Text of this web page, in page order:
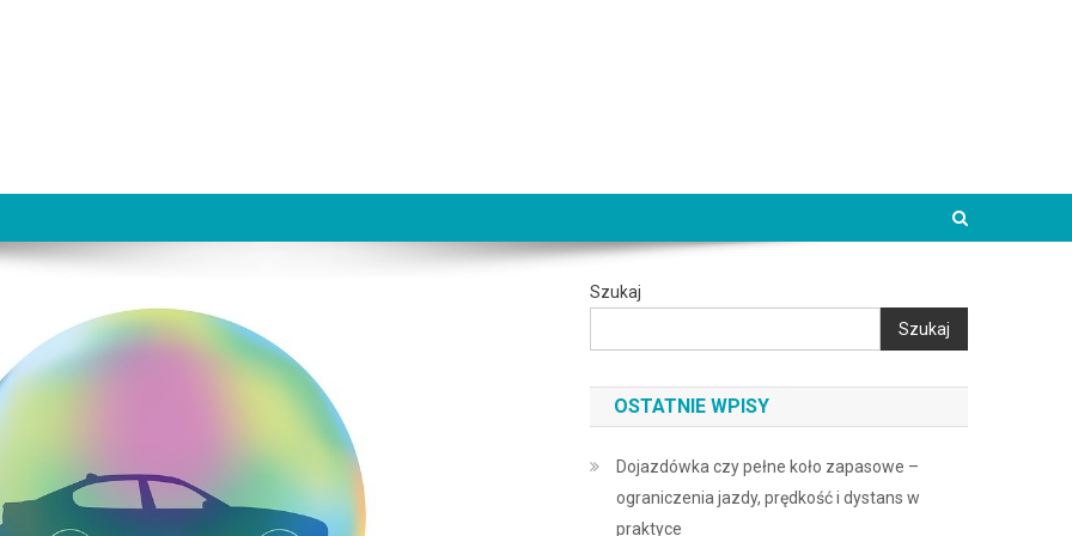
Szukaj
Szukaj
OSTATNIE WPISY
Dojazdówka czy pełne koło zapasowe –
ograniczenia jazdy, prędkość i dystans w
praktyce